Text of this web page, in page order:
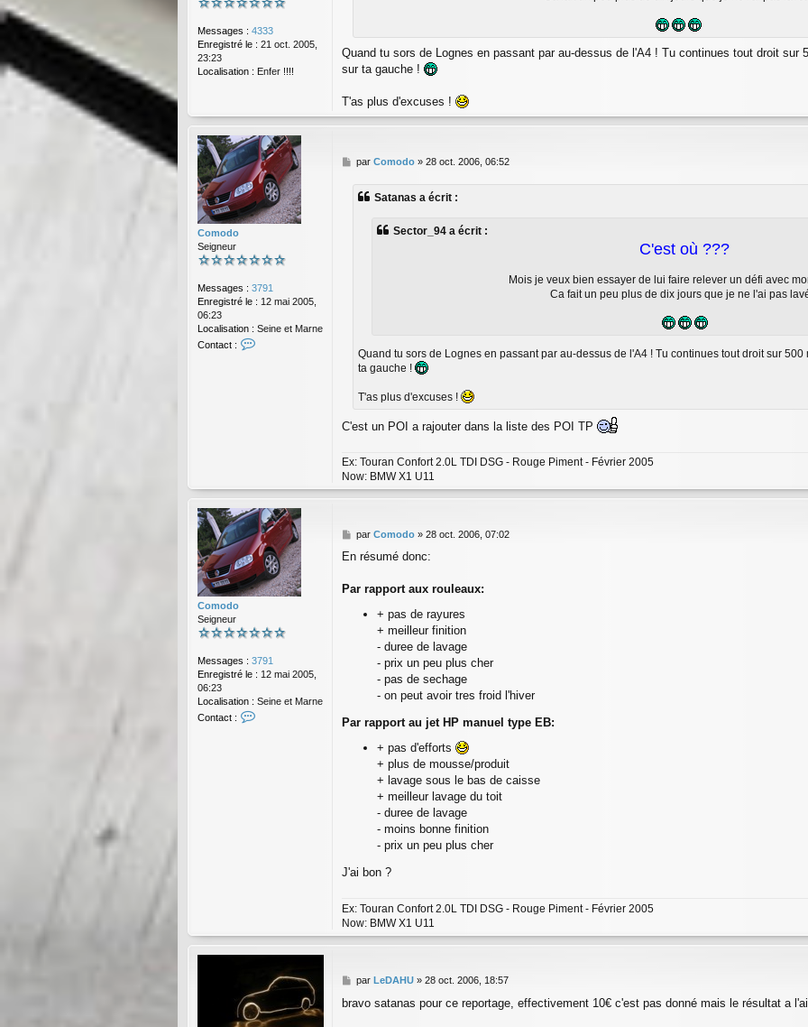
Messages : 4333
Enregistré le : 21 oct. 2005,
23:23
Localisation : Enfer !!!!
Quand tu sors de Lognes en passant par au-dessus de l'A4 ! Tu continues tout droit sur
sur ta gauche !
T'as plus d'excuses !
Comodo
Seigneur
Messages : 3791
Enregistré le : 12 mai 2005,
06:23
Localisation : Seine et Marne
Contact :
m
d
o
M
par Comodo» 28 oct. 2006, 06:52
Satanas a écrit :
Sector_94 a écrit :
C'est où ???
Mois je veux bien essayer de lui faire relever un défi avec
Ca fait un peu plus de dix jours que je ne l'ai pas
Quand tu sors de Lognes en passant par au-dessus de l'A4 ! Tu continues tout droit sur
ta gauche !
T'as plus d'excuses !
C'est un POI a rajouter dans la liste des POI TP
Ex: Touran Confort 2.0L TDI DSG - Rouge Piment - Février 2005
Now: BMW X1 U11
Comodo
Seigneur
Messages : 3791
Enregistré le : 12 mai 2005,
06:23
Localisation : Seine et Marne
Contact :
M
s
a
par Comodo» 28 oct. 2006, 07:02
En résumé donc:
Par rapport aux rouleaux:
+ pas de rayures
+ meilleur finition
- duree de lavage
- prix un peu plus cher
- pas de sechage
- on peut avoir tres froid l'hiver
Par rapport au jet HP manuel type EB:
+ pas d'efforts
+ plus de mousse/produit
+ lavage sous le bas de caisse
+ meilleur lavage du toit
- duree de lavage
- moins bonne finition
- prix un peu plus cher
J'ai bon ?
Ex: Touran Confort 2.0L TDI DSG - Rouge Piment - Février 2005
Now: BMW X1 U11
M
s
par LeDAHU» 28 oct. 2006, 18:57
bravo satanas pour ce reportage, effectivement 10€ c'est pas donné mais le résultat a